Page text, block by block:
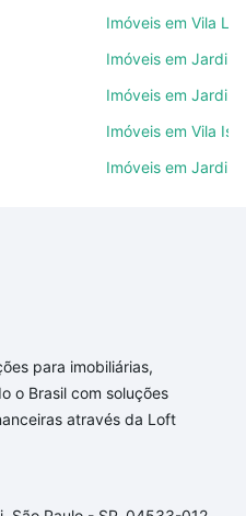
favoritos. Você
como quantidade de
vaga de garagem para
academia, salão de
4 suites à venda em
SP?
ideal para você, com
em Parque Vitória
a partir de R$ 0 e
imobiliário as
custos envolvidos no
Imóveis em Vila
Imóveis em Jardim
Imóveis em Jardim
Imóveis em Vila
Imóveis em Jardim
para imobiliárias,
o Brasil com soluções
através da Loft